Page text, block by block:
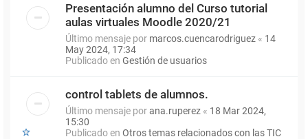
Presentación alumno del Curso tutorial
aulas virtuales Moodle 2020/21
Último mensaje por marcos.cuencarodriguez « 14
May 2024, 17:34
Publicado en Gestión de usuarios
control tablets de alumnos.
Último mensaje porana.ruperez « 18 Mar 2024,
15:30
Publicado en Otros temas relacionados con las TIC